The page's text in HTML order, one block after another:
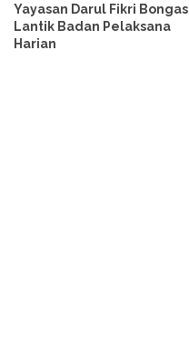
Yayasan Darul Fikri Bongas
Lantik Badan Pelaksana
Harian